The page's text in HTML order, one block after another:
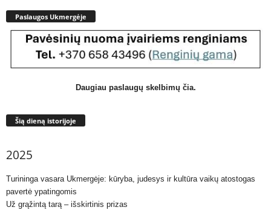
Paslaugos Ukmergėje
Daugiau paslaugų skelbimų čia.
Šią dieną istorijoje
2025
Turininga vasara Ukmergėje: kūryba, judesys ir kultūra vaikų atostogas
pavertė ypatingomis
Už grąžintą tarą – išskirtinis prizas